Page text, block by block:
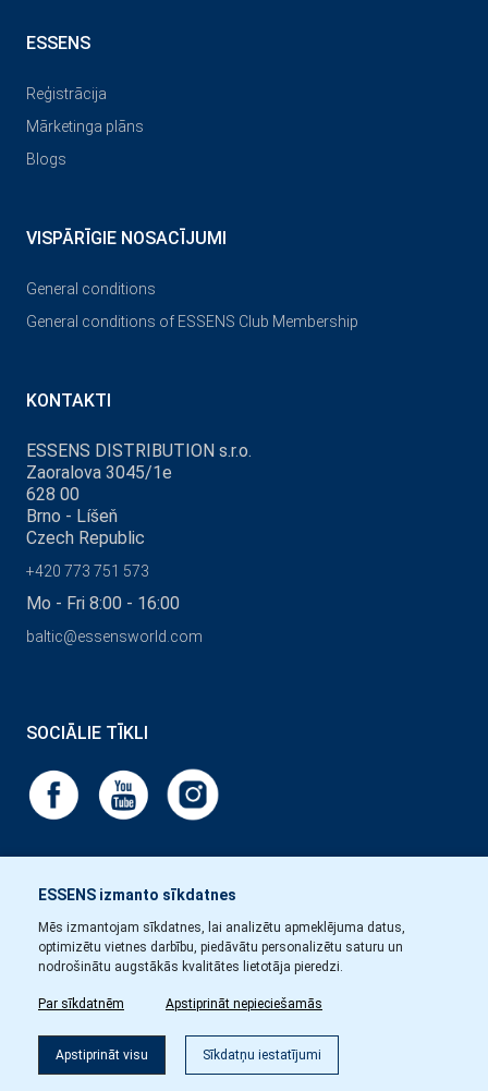
ESSENS izmanto sīkdatnes
Mēs izmantojam sīkdatnes, lai analizētu apmeklējuma datus,
optimizētu vietnes darbību, piedāvātu personalizētu saturu un
nodrošinātu augstākās kvalitātes lietotāja pieredzi.
Par sīkdatnēm Apstiprināt nepieciešamās
Apstiprināt visu Sīkdatņu iestatījumi
ESSENS
Reģistrācija
Mārketinga plāns
Blogs
VISPĀRĪGIE NOSACĪJUMI
General conditions
General conditions of ESSENS Club Membership
KONTAKTI
ESSENS DISTRIBUTION s.r.o.
Zaoralova 3045/1e
628 00
Brno - Líšeň
Czech Republic
+420 773 751 573
Mo - Fri 8:00 - 16:00
baltic@essensworld.com
SOCIĀLIE TĪKLI